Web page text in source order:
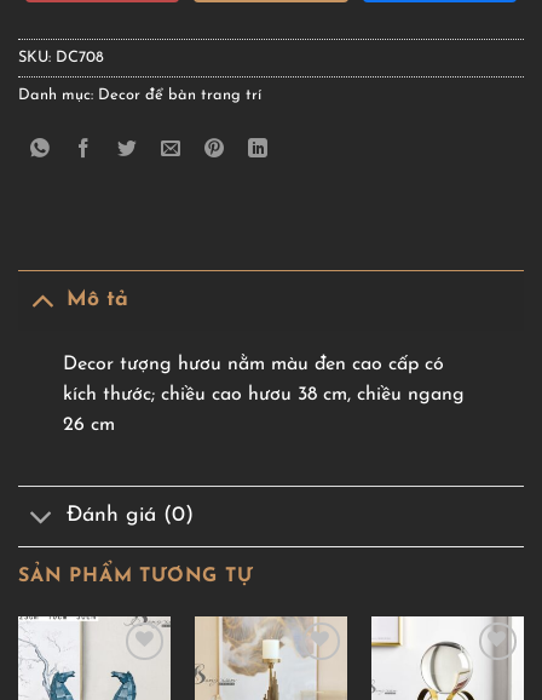
SKU: DC708
Danh mục: Decor để bàn trang trí
Mô tả
Decor tượng hươu nằm màu đen cao cấp có
kích thước; chiều cao hươu 38 cm, chiều ngang
26 cm
Đánh giá (0)
SẢN PHẨM TƯƠNG TỰ